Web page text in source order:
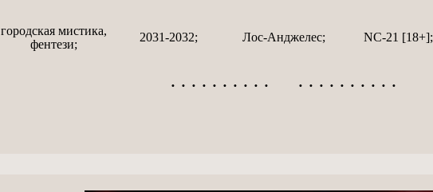
городская мистика,
фентези;
2031-2032; Лос-Анджелес; NC-21 [18+];
• • • • • • • • • • • • • • • • • • • •